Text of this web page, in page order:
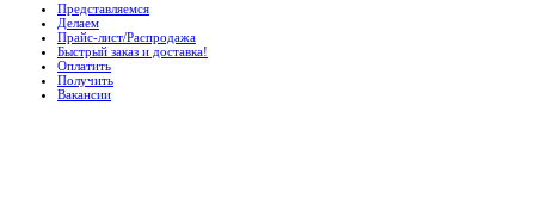
Представляемся
Делаем
Прайс-лист/Распродажа
Быстрый заказ и доставка!
Оплатить
Получить
Вакансии